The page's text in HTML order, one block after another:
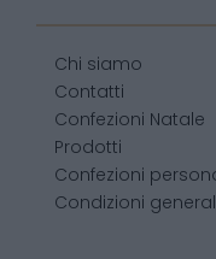
Chi siamo
Contatti
Confezioni Natale
Prodotti
Confezioni
Condizioni